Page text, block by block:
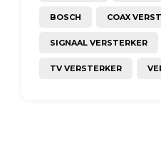
BOSCH COAX
SIGNAAL VERSTERKER
TV VERSTERKER